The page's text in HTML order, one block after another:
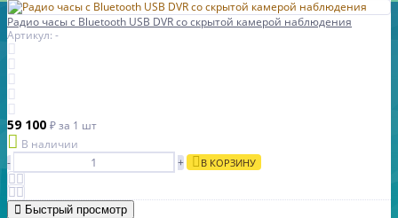
Радио часы с Bluetooth USB DVR со скрытой камерой наблюдения
Артикул: -
59 100 ₽за 1 шт
В наличии
-
+ В КОРЗИНУ
Быстрый просмотр